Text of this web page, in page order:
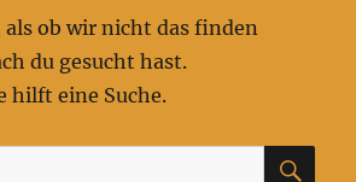
als ob wir nicht das finden
du gesucht hast.
hilft eine Suche.